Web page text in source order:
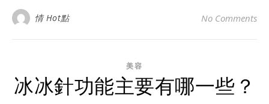
情 Hot點 No Comments
美容
冰冰針功能主要有哪一些？